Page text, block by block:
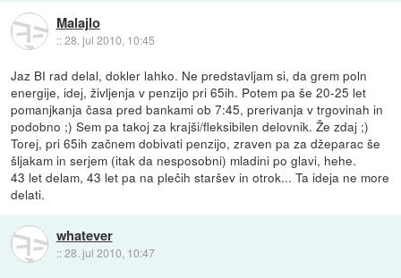
Malajlo
::28. jul 2010, 10:45
Jaz BI rad delal, dokler lahko. Ne predstavljam si, da grem poln
energije, idej, življenja v penzijo pri 65ih. Potem pa še 20-25 let
pomanjkanja časa pred bankami ob 7:45, prerivanja v trgovinah in
podobno ;) Sem pa takoj za krajši/fleksibilen delovnik. Že zdaj ;)
Torej, pri 65ih začnem dobivati penzijo, zraven pa za džeparac še
šljakam in serjem (itak da nesposobni) mladini po glavi, hehe.
43 let delam, 43 let pa na plečih staršev in otrok... Ta ideja ne more
delati.
whatever
::28. jul 2010, 10:47